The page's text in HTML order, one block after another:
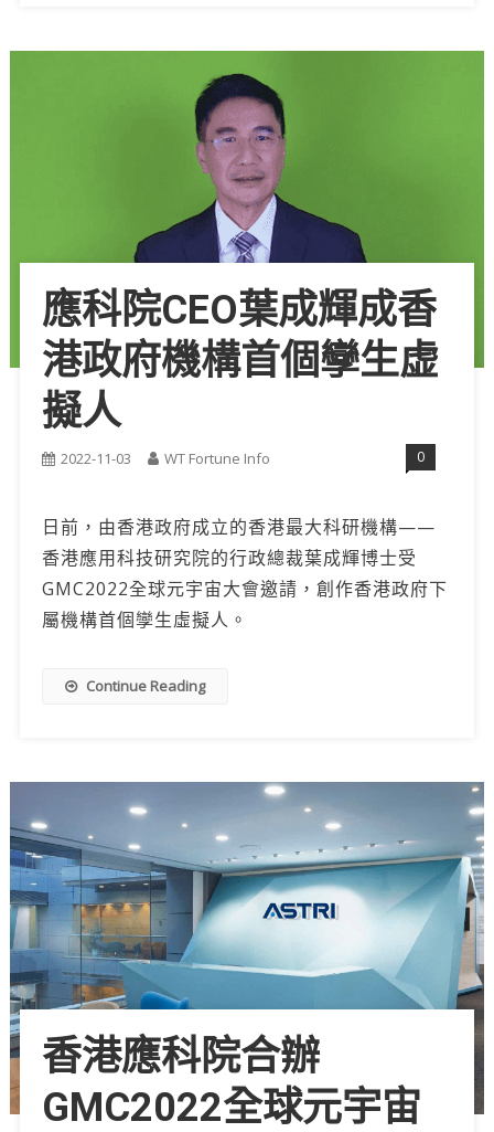
應科院CEO葉成輝成香
港政府機構首個孿生虚
擬人
2022-11-03 WT Fortune Info 0
日前，由香港政府成立的香港最大科研機構——
香港應用科技研究院的行政總裁葉成輝博士受
GMC2022全球元宇宙大會邀請，創作香港政府下
屬機構首個孿生虛擬人。
Continue Reading
香港應科院合辦
GMC2022全球元宇宙